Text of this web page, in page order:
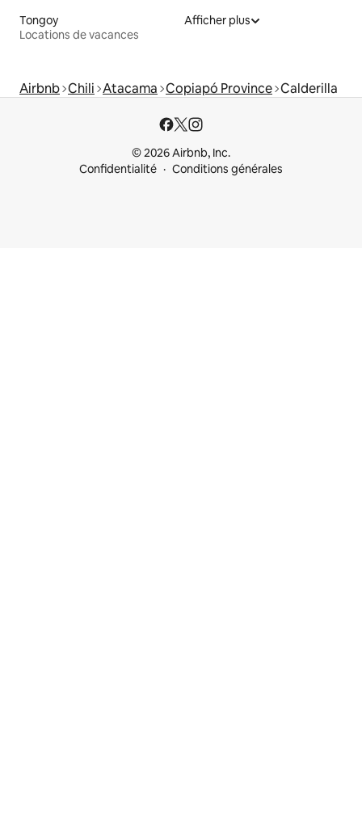
Tongoy
Locations de vacances
Afficher plus
Airbnb Chili Atacama Copiapó Province Calderilla
© 2026 Airbnb, Inc.
Confidentialité
Conditions générales